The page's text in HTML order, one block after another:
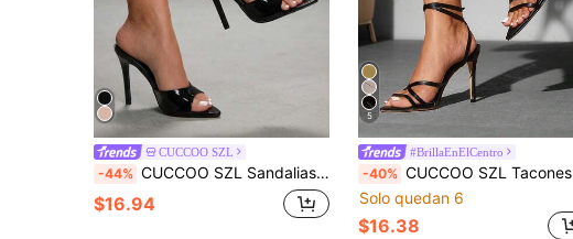
CUCCOO SZL
-44% CUCCOO SZL Sandalias de tacón alto con punta puntiaguda de moda para mujer, de verano
$16.94
5
#BrillaEnElCentro
-40% CUCCOO SZL Tacones altos negros para mujer, tacón fino y estilizado, tacones sexy para fiestas con cadena plateada, cristales de strass y correa para el tobillo (la dirección de los strass es aleatoria). Regalo de San Valentín, zapatos de verano, zapatos de primavera, primavera, Pascua y Navidad
Solo quedan 6
$16.38